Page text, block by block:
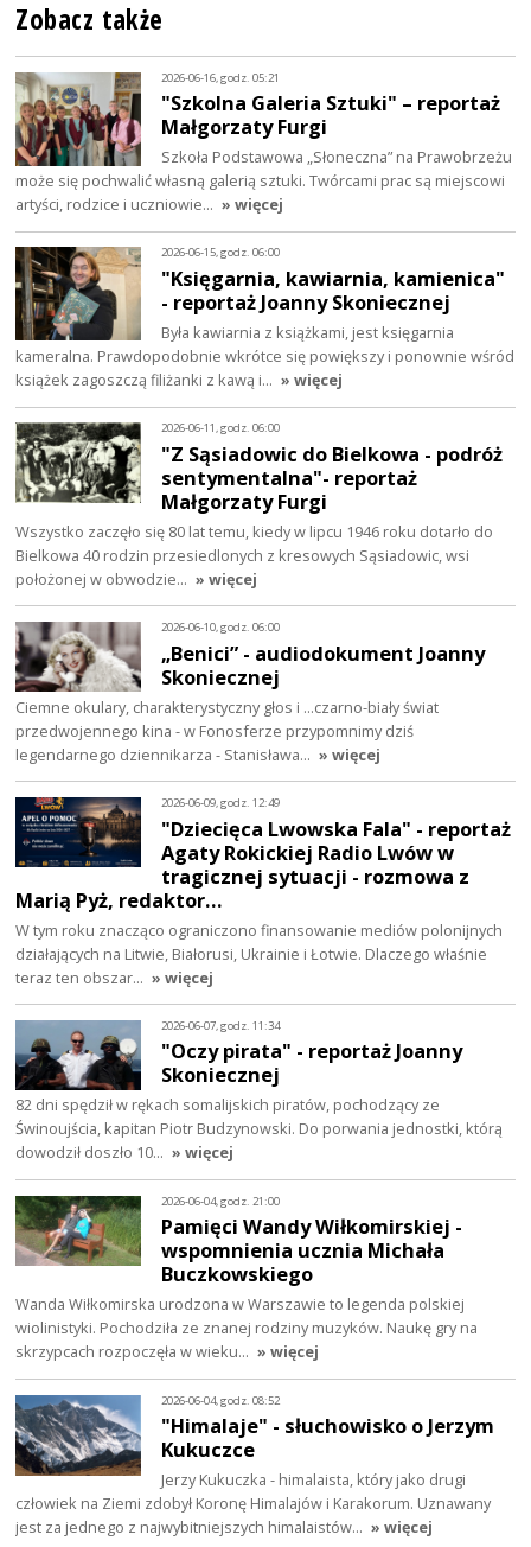
Zobacz także
2026-06-16, godz. 05:21
"Szkolna Galeria Sztuki" – reportaż
Małgorzaty Furgi
Szkoła Podstawowa „Słoneczna” na Prawobrzeżu
może się pochwalić własną galerią sztuki. Twórcami prac są miejscowi
artyści, rodzice i uczniowie… » więcej
2026-06-15, godz. 06:00
"Księgarnia, kawiarnia, kamienica"
- reportaż Joanny Skoniecznej
Była kawiarnia z książkami, jest księgarnia
kameralna. Prawdopodobnie wkrótce się powiększy i ponownie wśród
książek zagoszczą filiżanki z kawą i… » więcej
2026-06-11, godz. 06:00
"Z Sąsiadowic do Bielkowa - podróż
sentymentalna"- reportaż
Małgorzaty Furgi
Wszystko zaczęło się 80 lat temu, kiedy w lipcu 1946 roku dotarło do
Bielkowa 40 rodzin przesiedlonych z kresowych Sąsiadowic, wsi
położonej w obwodzie… » więcej
2026-06-10, godz. 06:00
„Benici” - audiodokument Joanny
Skoniecznej
Ciemne okulary, charakterystyczny głos i ...czarno-biały świat
przedwojennego kina - w Fonosferze przypomnimy dziś
legendarnego dziennikarza - Stanisława… » więcej
2026-06-09, godz. 12:49
"Dziecięca Lwowska Fala" - reportaż
Agaty Rokickiej Radio Lwów w
tragicznej sytuacji - rozmowa z
Marią Pyż, redaktor…
W tym roku znacząco ograniczono finansowanie mediów polonijnych
działających na Litwie, Białorusi, Ukrainie i Łotwie. Dlaczego właśnie
teraz ten obszar… » więcej
2026-06-07, godz. 11:34
"Oczy pirata" - reportaż Joanny
Skoniecznej
82 dni spędził w rękach somalijskich piratów, pochodzący ze
Świnoujścia, kapitan Piotr Budzynowski. Do porwania jednostki, którą
dowodził doszło 10… » więcej
2026-06-04, godz. 21:00
Pamięci Wandy Wiłkomirskiej -
wspomnienia ucznia Michała
Buczkowskiego
Wanda Wiłkomirska urodzona w Warszawie to legenda polskiej
wiolinistyki. Pochodziła ze znanej rodziny muzyków. Naukę gry na
skrzypcach rozpoczęła w wieku… » więcej
2026-06-04, godz. 08:52
"Himalaje" - słuchowisko o Jerzym
Kukuczce
Jerzy Kukuczka - himalaista, który jako drugi
człowiek na Ziemi zdobył Koronę Himalajów i Karakorum. Uznawany
jest za jednego z najwybitniejszych himalaistów… » więcej